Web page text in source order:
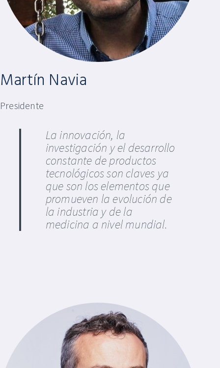
Martín Navia
Presidente
La innovación, la
investigación y el desarrollo
constante de productos
tecnológicos son claves ya
que son los elementos que
promueven la evolución de
la industria y de la
medicina a nivel mundial.